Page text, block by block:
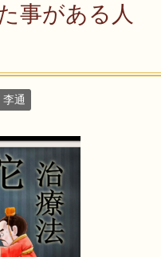
事がある人
李通